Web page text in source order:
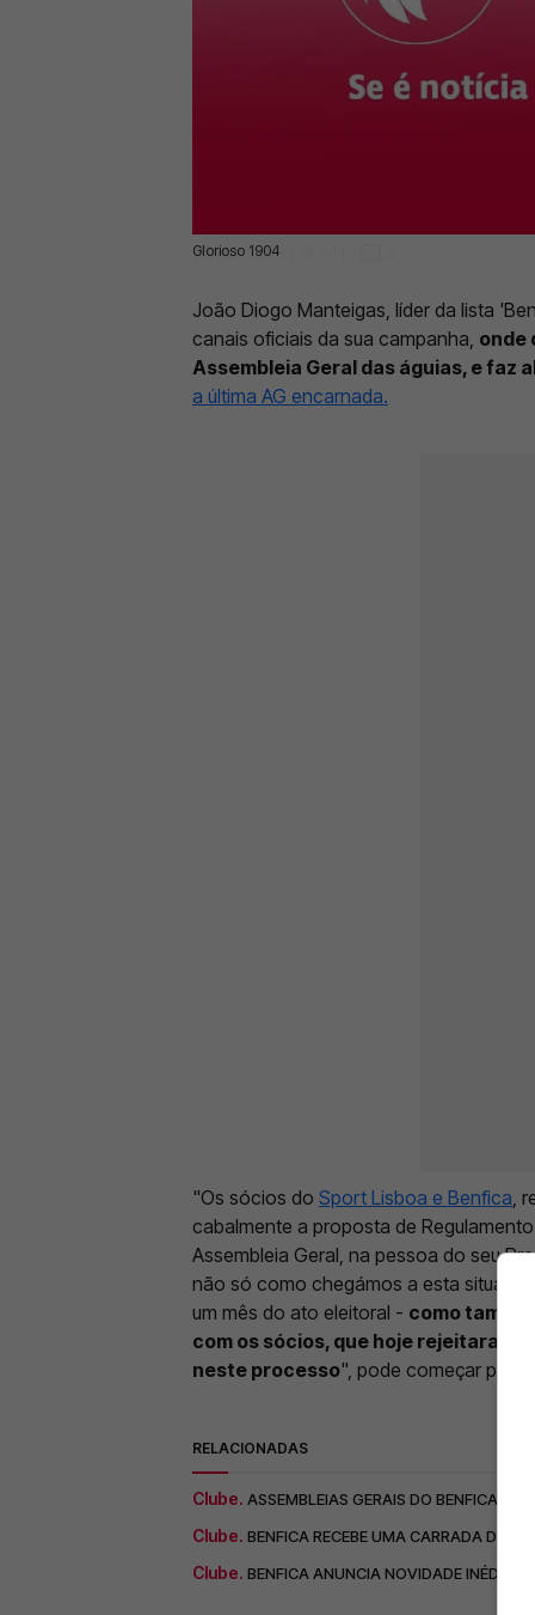
Glorioso 1904
28 Set 2025 | 18:01 |
João Diogo Manteigas, líder da lista
canais oficiais da sua campanha, onde
Assembleia Geral das águias, e faz
a última AG encarnada.
"Os sócios do Sport Lisboa e Benfica ,
cabalmente a proposta de
Assembleia Geral, na pessoa do seu
não só como chegámos a esta
um mês do ato eleitoral - como
com os sócios, que hoje rejeitaram
neste processo", pode começar por
RELACIONADAS
Clube. ASSEMBLEIAS GERAIS DO BENFICA:
Clube. BENFICA RECEBE UMA CARRADA DE
Clube. BENFICA ANUNCIA NOVIDADE INÉDITA